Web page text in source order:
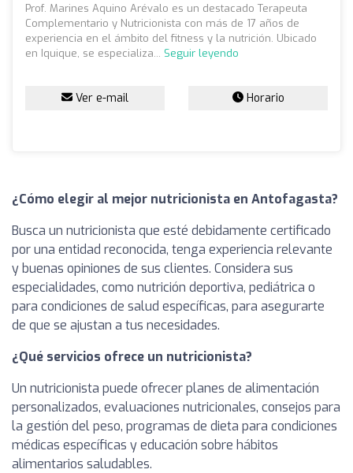
Prof. Marines Aquino Arévalo es un destacado Terapeuta
Complementario y Nutricionista con más de 17 años de
experiencia en el ámbito del fitness y la nutrición. Ubicado
en Iquique, se especializa... Seguir leyendo
Ver e-mail Horario
¿Cómo elegir al mejor nutricionista en Antofagasta?
Busca un nutricionista que esté debidamente certificado
por una entidad reconocida, tenga experiencia relevante
y buenas opiniones de sus clientes. Considera sus
especialidades, como nutrición deportiva, pediátrica o
para condiciones de salud específicas, para asegurarte
de que se ajustan a tus necesidades.
¿Qué servicios ofrece un nutricionista?
Un nutricionista puede ofrecer planes de alimentación
personalizados, evaluaciones nutricionales, consejos para
la gestión del peso, programas de dieta para condiciones
médicas específicas y educación sobre hábitos
alimentarios saludables.